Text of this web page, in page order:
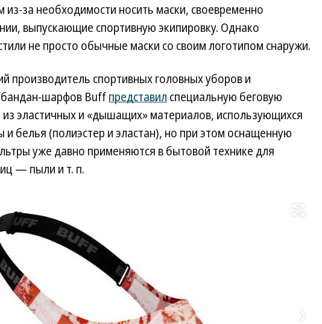
из-за необходимости носить маски, своевременно
выпускающие спортивную экипировку. Однако
не просто обычные маски со своим логотипом снаружи.
производитель спортивных головных уборов и
шарфов Buffпредставил специальную беговую
из эластичных и «дышащих» материалов, использующихся
белья (полиэстер и эластан), но при этом оснащенную
уже давно применяются в бытовой технике для
— пыли и т. п.
Развернуть на весь экран